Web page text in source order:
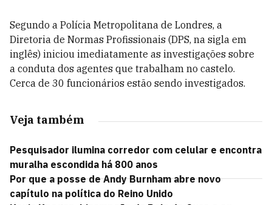
Segundo a Polícia Metropolitana de Londres, a
Diretoria de Normas Profissionais (DPS, na sigla em
inglês) iniciou imediatamente as investigações sobre
a conduta dos agentes que trabalham no castelo.
Cerca de 30 funcionários estão sendo investigados.
Veja também
Pesquisador ilumina corredor com celular e encontra
muralha escondida há 800 anos
Por que a posse de Andy Burnham abre novo
capítulo na política do Reino Unido